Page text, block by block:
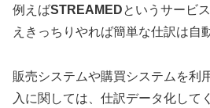
例えばSTREAMEDというサービ
えきっちりやれば簡単な仕訳は自
販売システムや購買システムを利
入に関しては、仕訳データ化して